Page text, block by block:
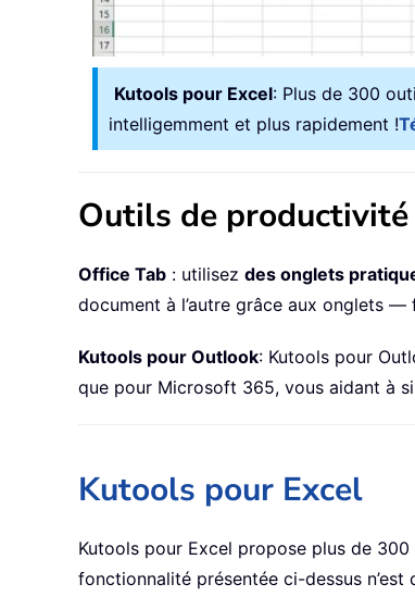
Kutools pour Excel: Plus de 300
intelligemment et plus rapidement !
Outils de productivité
Office Tab : utilisez des onglets
document à l’autre grâce aux onglets —
Kutools pour Outlook: Kutools pour
que pour Microsoft 365, vous aidant à
Kutools pour Excel
Kutools pour Excel propose plus de
fonctionnalité présentée ci-dessus